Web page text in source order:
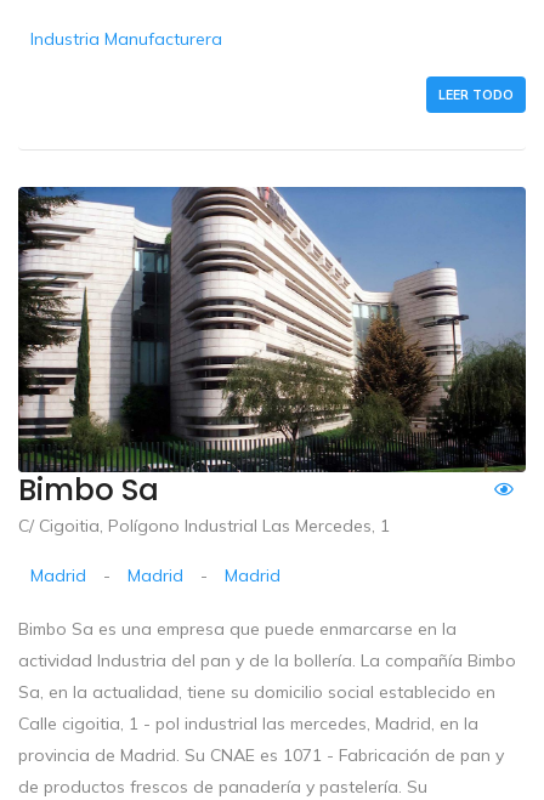
Industria Manufacturera
LEER TODO
Bimbo Sa
C/ Cigoitia, Polígono Industrial Las Mercedes, 1
Madrid - Madrid - Madrid
Bimbo Sa es una empresa que puede enmarcarse en la
actividad Industria del pan y de la bollería. La compañía Bimbo
Sa, en la actualidad, tiene su domicilio social establecido en
Calle cigoitia, 1 - pol industrial las mercedes, Madrid, en la
provincia de Madrid. Su CNAE es 1071 - Fabricación de pan y
de productos frescos de panadería y pastelería. Su